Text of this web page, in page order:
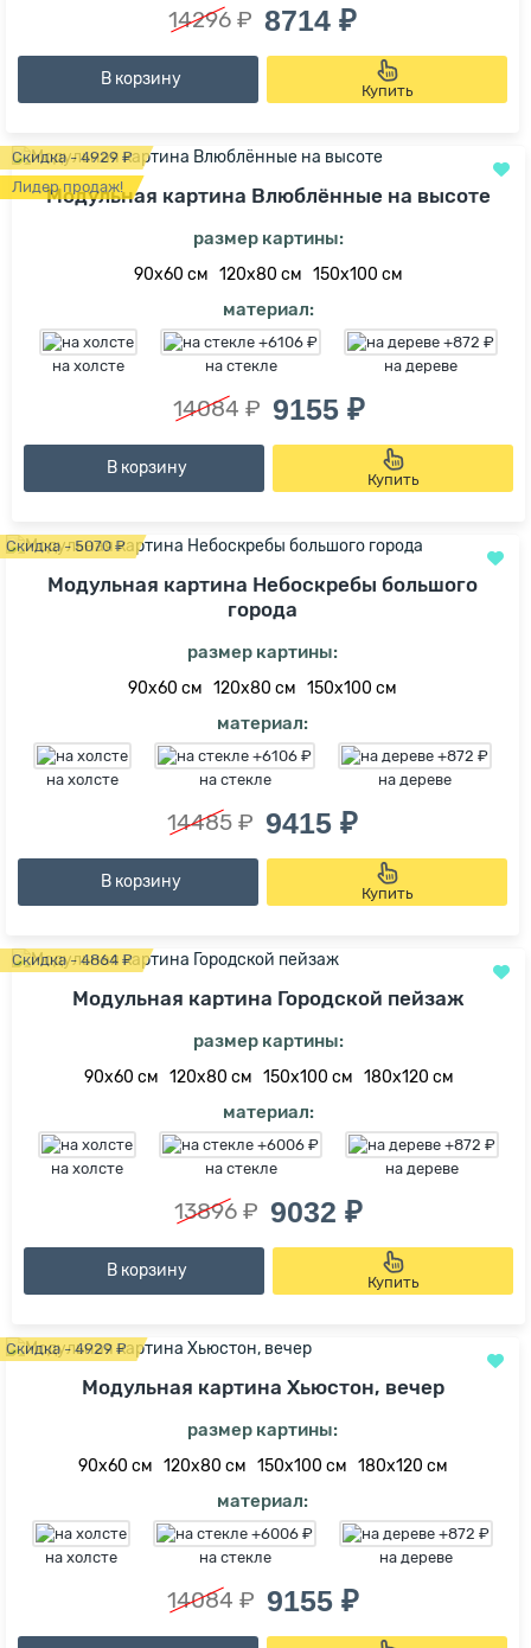
14296 ₽ 8714 ₽
В корзину
Купить
Скидка - 4929 ₽
Лидер продаж!
Модульная картина Влюблённые на высоте
размер картины:
90х60 см 120х80 см 150х100 см
материал:
на холсте на стекле на дереве
14084 ₽ 9155 ₽
В корзину
Купить
Скидка - 5070 ₽
Модульная картина Небоскребы большого
города
размер картины:
90х60 см 120х80 см 150х100 см
материал:
на холсте на стекле на дереве
14485 ₽ 9415 ₽
В корзину
Купить
Скидка - 4864 ₽
Модульная картина Городской пейзаж
размер картины:
90х60 см 120х80 см 150х100 см 180х120 см
материал:
на холсте на стекле на дереве
13896 ₽ 9032 ₽
В корзину
Купить
Скидка - 4929 ₽
Модульная картина Хьюстон, вечер
размер картины:
90х60 см 120х80 см 150х100 см 180х120 см
материал:
на холсте на стекле на дереве
14084 ₽ 9155 ₽